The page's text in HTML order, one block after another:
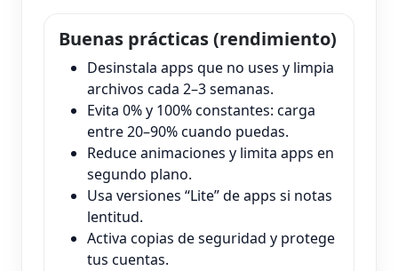
Buenas prácticas (rendimiento)
Desinstala apps que no uses y limpia
archivos cada 2–3 semanas.
Evita 0% y 100% constantes: carga
entre 20–90% cuando puedas.
Reduce animaciones y limita apps en
segundo plano.
Usa versiones “Lite” de apps si notas
lentitud.
Activa copias de seguridad y protege
tus cuentas.